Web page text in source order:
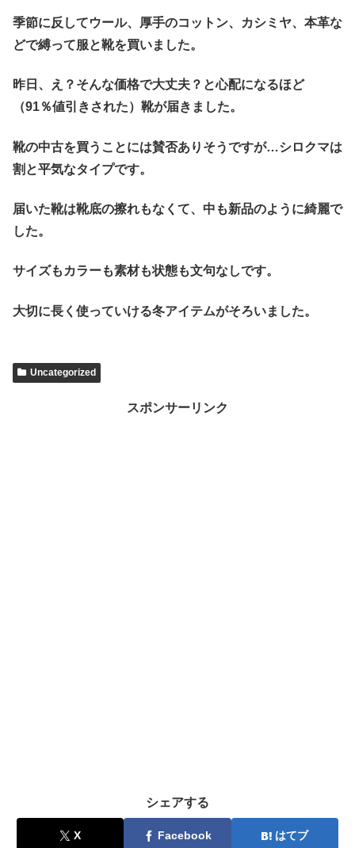
季節に反してウール、厚手のコットン、カシミヤ、本革な
どで縛って服と靴を買いました。
昨日、え？そんな価格で大丈夫？と心配になるほど
（91％値引きされた）靴が届きました。
靴の中古を買うことには賛否ありそうですが…シロクマは
割と平気なタイプです。
届いた靴は靴底の擦れもなくて、中も新品のように綺麗で
した。
サイズもカラーも素材も状態も文句なしです。
大切に長く使っていける冬アイテムがそろいました。
Uncategorized
スポンサーリンク
シェアする
X Facebook はてブ